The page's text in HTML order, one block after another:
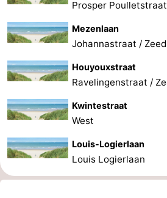
Prosper Poulletstraat
Mezenlaan
Johannastraat /
Houyouxstraat
Ravelingenstraat /
Kwintestraat
West
Louis-Logierlaan
Louis Logierlaan